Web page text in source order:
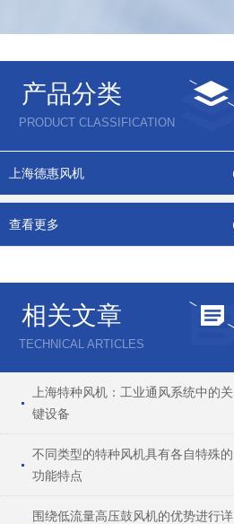
产品分类
PRODUCT CLASSIFICATION
上海德惠风机
查看更多
相关文章
TECHNICAL ARTICLES
上海特种风机：工业通风系统中的关
键设备
不同类型的特种风机具有各自特殊的
功能特点
围绕低流量高压鼓风机的优势进行详